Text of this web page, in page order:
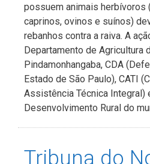
possuem animais herbívoros
caprinos, ovinos e suínos)
rebanhos contra a raiva. A
Departamento de Agricultura
Pindamonhangaba, CDA
Estado de São Paulo), CATI
Assistência Técnica Integral)
Desenvolvimento Rural do
Tribuna do